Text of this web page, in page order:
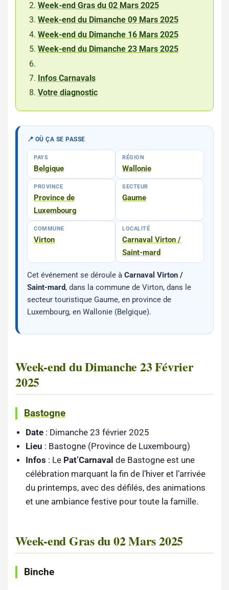
Week-end Gras du 02 Mars 2025
Week-end du Dimanche 09 Mars 2025
Week-end du Dimanche 16 Mars 2025
Week-end du Dimanche 23 Mars 2025
Infos Carnavals
Votre diagnostic
📍 OÙ ÇA SE PASSE
PAYS
Belgique
RÉGION
Wallonie
PROVINCE
Province de
Luxembourg
SECTEUR
Gaume
COMMUNE
Virton
LOCALITÉ
Carnaval Virton /
Saint-mard
Cet événement se déroule à Carnaval Virton /
Saint-mard, dans la commune de Virton, dans le
secteur touristique Gaume, en province de
Luxembourg, en Wallonie (Belgique).
Week-end du Dimanche 23 Février
2025
Bastogne
Date : Dimanche 23 février 2025
Lieu : Bastogne (Province de Luxembourg)
Infos : Le Pat’Carnaval de Bastogne est une
célébration marquant la fin de l’hiver et l’arrivée
du printemps, avec des défilés, des animations
et une ambiance festive pour toute la famille.
Week-end Gras du 02 Mars 2025
Binche